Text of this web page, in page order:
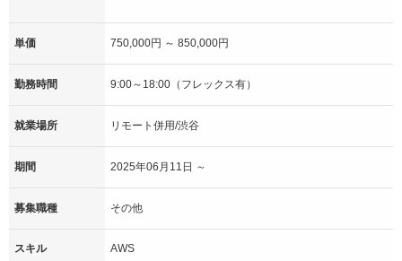
単価 750,000円 ～ 850,000円
勤務時間 9:00～18:00（フレックス有）
就業場所 リモート併用/渋谷
期間 2025年06月11日 ～
募集職種 その他
スキル AWS